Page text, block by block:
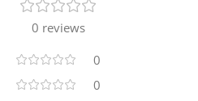
0 reviews
0
0